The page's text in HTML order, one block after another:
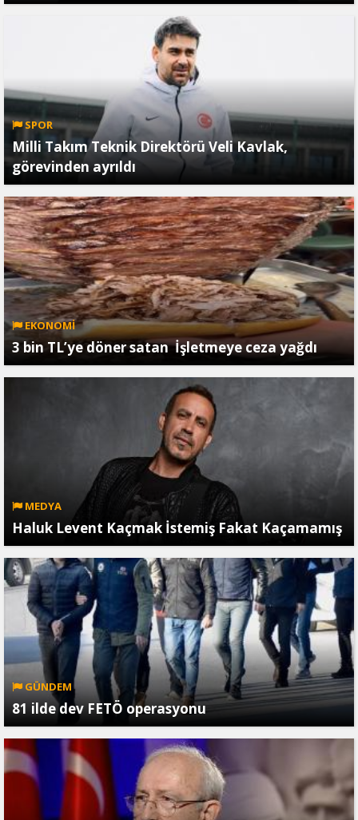
SPOR
Milli Takım Teknik Direktörü Veli Kavlak,
görevinden ayrıldı
EKONOMİ
3 bin TL’ye döner satan İşletmeye ceza yağdı
MEDYA
Haluk Levent Kaçmak İstemiş Fakat Kaçamamış
GÜNDEM
81 ilde dev FETÖ operasyonu